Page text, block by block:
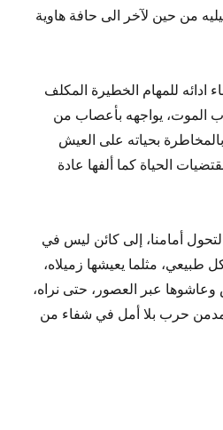
من حين لآخر الى حافة هاوية
ادائه للمهام الخطيرة المكلف
الموت، يواجهه بأعصاب من
بحياته على العيش
الحياة كما ألفها عادة
أمامنا، إلى كائن ليس في
مثلما يعيشها زميلاه،
وعاشوها عبر العصور، حتى نراه،
مدمن حرب بلا أمل في شفاء من